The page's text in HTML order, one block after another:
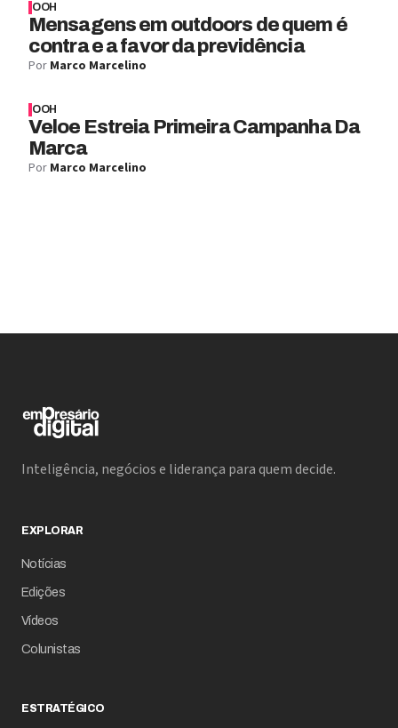
OOH
Mensagens em outdoors de quem é
contra e a favor da previdência
Por Marco Marcelino
OOH
Veloe Estreia Primeira Campanha Da
Marca
Por Marco Marcelino
Inteligência, negócios e liderança para quem decide.
EXPLORAR
Notícias
Edições
Vídeos
Colunistas
ESTRATÉGICO